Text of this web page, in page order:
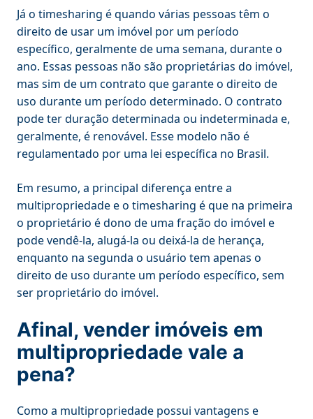
Já o timesharing é quando várias pessoas têm o
direito de usar um imóvel por um período
específico, geralmente de uma semana, durante o
ano. Essas pessoas não são proprietárias do imóvel,
mas sim de um contrato que garante o direito de
uso durante um período determinado. O contrato
pode ter duração determinada ou indeterminada e,
geralmente, é renovável. Esse modelo não é
regulamentado por uma lei específica no Brasil.
Em resumo, a principal diferença entre a
multipropriedade e o timesharing é que na primeira
o proprietário é dono de uma fração do imóvel e
pode vendê-la, alugá-la ou deixá-la de herança,
enquanto na segunda o usuário tem apenas o
direito de uso durante um período específico, sem
ser proprietário do imóvel.
Afinal, vender imóveis em
multipropriedade vale a
pena?
Como a multipropriedade possui vantagens e